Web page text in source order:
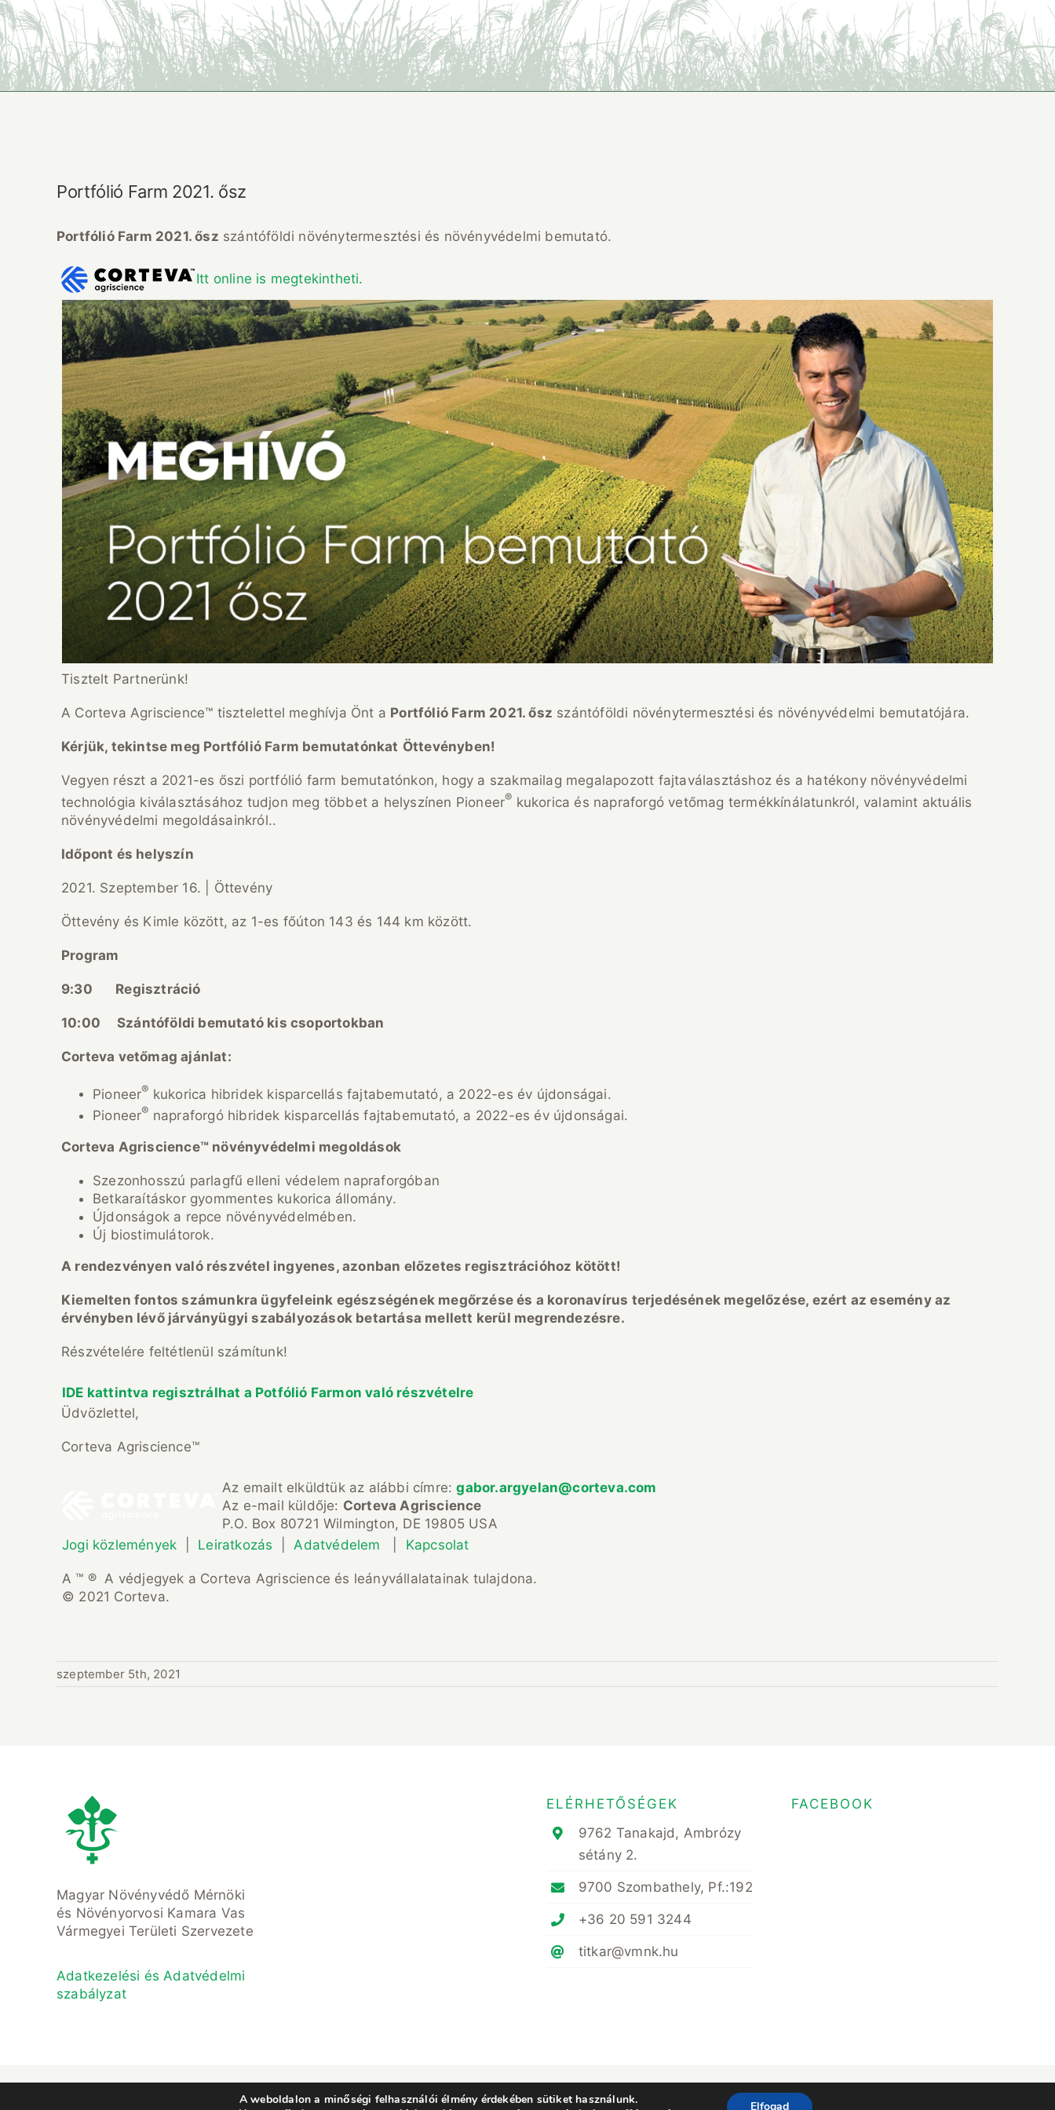
Portfólió Farm 2021. ősz
Portfólió Farm 2021. ősz szántóföldi növénytermesztési és növényvédelmi bemutató.
Itt online is megtekintheti.
Tisztelt Partnerünk!
A Corteva Agriscience™ tisztelettel meghívja Önt a Portfólió Farm 2021. ősz szántóföldi növénytermesztési és növényvédelmi bemutatójára.
Kérjük, tekintse meg Portfólió Farm bemutatónkat Öttevényben!
Vegyen részt a 2021-es őszi portfólió farm bemutatónkon, hogy a szakmailag megalapozott fajtaválasztáshoz és a hatékony növényvédelmi
technológia kiválasztásához tudjon meg többet a helyszínen Pioneer® kukorica és napraforgó vetőmag termékkínálatunkról, valamint aktuális
növényvédelmi megoldásainkról..
Időpont és helyszín
2021. Szeptember 16. | Öttevény
Öttevény és Kimle között, az 1-es főúton 143 és 144 km között.
Program
9:30 Regisztráció
10:00 Szántóföldi bemutató kis csoportokban
Corteva vetőmag ajánlat:
Pioneer® kukorica hibridek kisparcellás fajtabemutató, a 2022-es év újdonságai.
Pioneer® napraforgó hibridek kisparcellás fajtabemutató, a 2022-es év újdonságai.
Corteva Agriscience™ növényvédelmi megoldások
Szezonhosszú parlagfű elleni védelem napraforgóban
Betkaraításkor gyommentes kukorica állomány.
Újdonságok a repce növényvédelmében.
Új biostimulátorok.
A rendezvényen való részvétel ingyenes, azonban előzetes regisztrációhoz kötött!
Kiemelten fontos számunkra ügyfeleink egészségének megőrzése és a koronavírus terjedésének megelőzése, ezért az esemény az
érvényben lévő járványügyi szabályozások betartása mellett kerül megrendezésre.
Részvételére feltétlenül számítunk!
IDE kattintva regisztrálhat a Potfólió Farmon való részvételre
Üdvözlettel,
Corteva Agriscience™
Az emailt elküldtük az alábbi címre:gabor.argyelan@corteva.com
Az e-mail küldője: Corteva Agriscience
P.O. Box 80721 Wilmington, DE 19805 USA
Jogi közlemények
Leiratkozás |Adatvédelem Kapcsolat
A ™ ® A védjegyek a Corteva Agriscience és leányvállalatainak tulajdona.
© 2021 Corteva.
szeptember 5th, 2021
Magyar Növényvédő Mérnöki
és Növényorvosi Kamara Vas
Vármegyei Területi Szervezete
Adatkezelési és Adatvédelmi
szabályzat
ELÉRHETŐSÉGEK
9762 Tanakajd, Ambrózy
sétány 2.
9700 Szombathely, Pf.:192
+36 20 591 3244
titkar@vmnk.hu
FACEBOOK
© Copyright 2021- 2023 • Magyar Növényvédő Mérnöki és Növényorvosi Kamara Vas Megyei Területi Szervezete • All Rights Reserved • Minden jog fenntartva
A weboldalon a minőségi felhasználói élmény érdekében sütiket használunk.
Elfogad